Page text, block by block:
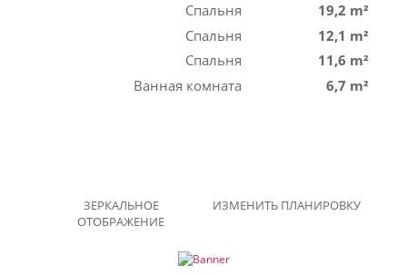
Спальня
19,2 m²
Спальня
12,1 m²
Спальня
11,6 m²
Ванная комната
6,7 m²
ЗЕРКАЛЬНОЕ
ОТОБРАЖЕНИЕ
ИЗМЕНИТЬ ПЛАНИРОВКУ